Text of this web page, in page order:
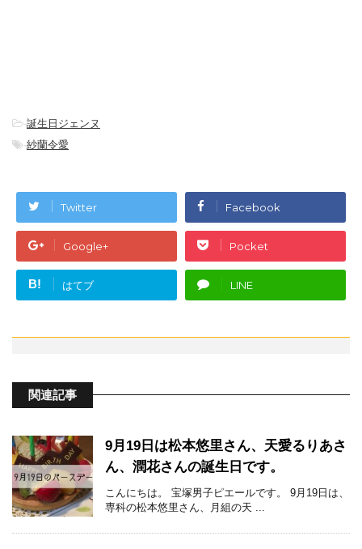
-誕生日ジェンヌ
-紗蘭令愛
Twitter Facebook
Google+ Pocket
B! はてブ LINE
関連記事
9月19日は松本悠里さん、天愛るりあさ
ん、潤花さんの誕生日です。
こんにちは。 宝塚男子ピエールです。 9月19日は、
専科の松本悠里さん、月組の天 ...